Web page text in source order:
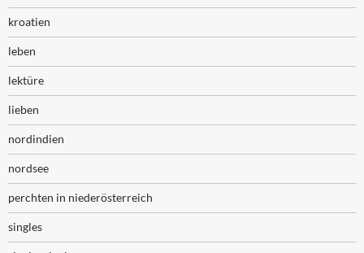
kroatien
leben
lektüre
lieben
nordindien
nordsee
perchten in niederösterreich
singles